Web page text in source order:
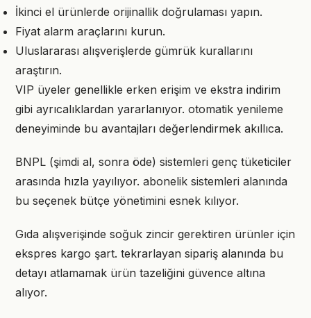
İkinci el ürünlerde orijinallik doğrulaması yapın.
Fiyat alarm araçlarını kurun.
Uluslararası alışverişlerde gümrük kurallarını
araştırın.
VIP üyeler genellikle erken erişim ve ekstra indirim
gibi ayrıcalıklardan yararlanıyor. otomatik yenileme
deneyiminde bu avantajları değerlendirmek akıllıca.
BNPL (şimdi al, sonra öde) sistemleri genç tüketiciler
arasında hızla yayılıyor. abonelik sistemleri alanında
bu seçenek bütçe yönetimini esnek kılıyor.
Gıda alışverişinde soğuk zincir gerektiren ürünler için
ekspres kargo şart. tekrarlayan sipariş alanında bu
detayı atlamamak ürün tazeliğini güvence altına
alıyor.